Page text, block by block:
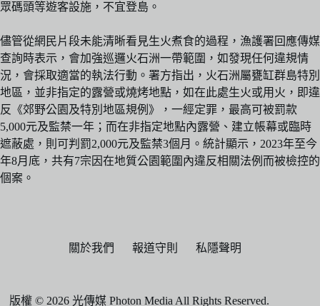
眾碼頭等遊客設施，不宜登島。
儘管從網民片段未能清晰看見生火煮食的過程，漁護署回應傳媒
查詢時表示，會加強巡邏火石洲一帶範圍，如發現任何違規情
況，會採取適當的執法行動。署方指出，火石洲屬甕缸群島特別
地區，並非指定的露營或燒烤地點，如在此處生火或用火，即違
反《郊野公園及特別地區規例》，一經定罪，最高可被罰款
5,000元及監禁一年；而在非指定地點內露營、建立帳幕或臨時
遮蔽處，則可判罰2,000元及監禁3個月。統計顯示，2023年至今
年8月底，共有7宗因在地質公園範圍內違反相關法例而被檢控的
個案。
關於我們 報道守則 私隱聲明
版權 © 2026 光傳媒 Photon Media All Rights Reserved.